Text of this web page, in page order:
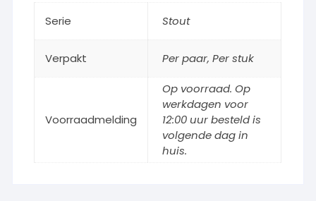
Serie Stout
Verpakt Per paar,Per stuk
Voorraadmelding
Op voorraad. Op
werkdagen voor
12:00 uur besteld is
volgende dag in
huis.